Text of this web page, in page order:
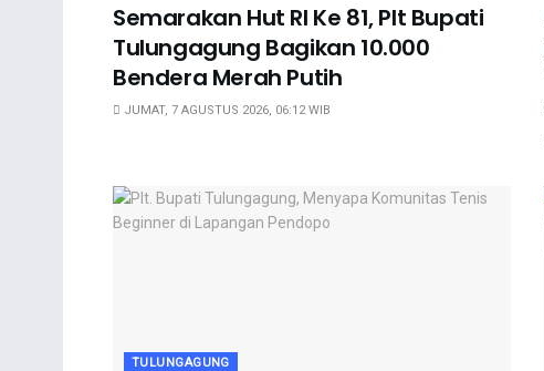
Semarakan Hut RI Ke 81, Plt Bupati
Tulungagung Bagikan 10.000
Bendera Merah Putih
JUMAT, 7 AGUSTUS 2026, 06:12 WIB
TULUNGAGUNG